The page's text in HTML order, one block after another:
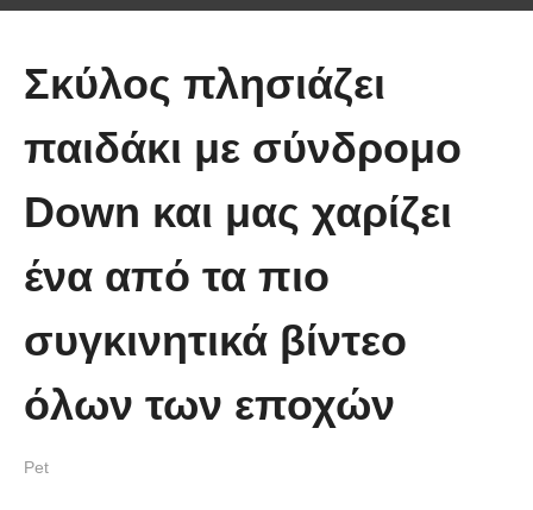
στον κόσμο!! (Video)
Σκύλος πλησιάζει
παιδάκι με σύνδρομο
Down και μας χαρίζει
ένα από τα πιο
συγκινητικά βίντεο
όλων των εποχών
Pet